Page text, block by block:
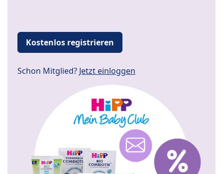
Kostenlos registrieren
Schon Mitglied? Jetzt einloggen